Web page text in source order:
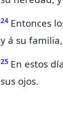
24 Entonces
y á su
25 En estos
sus ojos.